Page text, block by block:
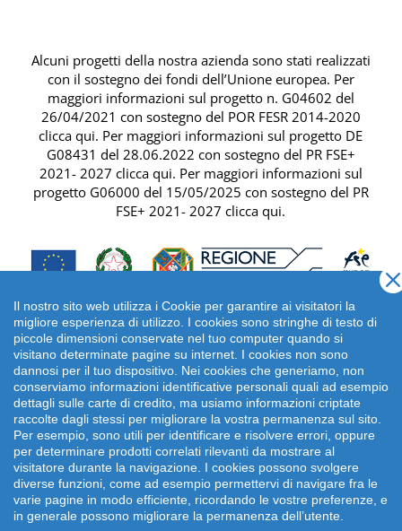
Il nostro sito web utilizza i Cookie per garantire ai visitatori la
migliore esperienza di utilizzo. I cookies sono stringhe di testo di
piccole dimensioni conservate nel tuo computer quando si
visitano determinate pagine su internet. I cookies non sono
dannosi per il tuo dispositivo. Nei cookies che generiamo, non
conserviamo informazioni identificative personali quali ad esempio
dettagli sulle carte di credito, ma usiamo informazioni criptate
raccolte dagli stessi per migliorare la vostra permanenza sul sito.
Per esempio, sono utili per identificare e risolvere errori, oppure
per determinare prodotti correlati rilevanti da mostrare al
visitatore durante la navigazione. I cookies possono svolgere
diverse funzioni, come ad esempio permettervi di navigare fra le
varie pagine in modo efficiente, ricordando le vostre preferenze, e
in generale possono migliorare la permanenza dell’utente.
Alcuni progetti della nostra azienda sono stati realizzati
con il sostegno dei fondi dell’Unione europea. Per
maggiori informazioni sul progetto n. G04602 del
26/04/2021 con sostegno del POR FESR 2014-2020
clicca qui. Per maggiori informazioni sul progetto DE
G08431 del 28.06.2022 con sostegno del PR FSE+
2021- 2027 clicca qui. Per maggiori informazioni sul
progetto G06000 del 15/05/2025 con sostegno del PR
FSE+ 2021- 2027 clicca qui.
Copyright 2026 emonsitalia srl. | Viale della Piramide
Cestia 1C, 00153 Roma - Italia | P.IVA: 09372641002